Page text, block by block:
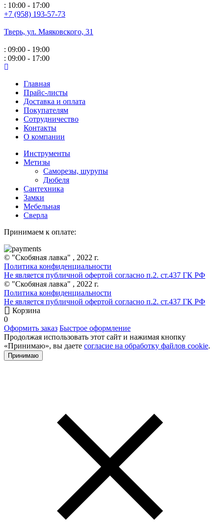
: 10:00 - 17:00
+7 (958) 193-57-73
Тверь, ул. Маяковского, 31
: 09:00 - 19:00
: 09:00 - 17:00
Главная
Прайс-листы
Доставка и оплата
Покупателям
Сотрудничество
Контакты
О компании
Инструменты
Метизы
Саморезы, шурупы
Дюбеля
Сантехника
Замки
Мебельная
Сверла
Принимаем к оплате:
© "Скобяная лавка" , 2022 г.
Политика конфиденциальности
Не является публичной офертой согласно п.2. ст.437 ГК РФ
© "Скобяная лавка" , 2022 г.
Политика конфиденциальности
Не является публичной офертой согласно п.2. ст.437 ГК РФ
Корзина
0
Оформить заказ Быстрое оформление
Продолжая использовать этот сайт и нажимая кнопку
«Принимаю», вы даете согласие на обработку файлов cookie.
Принимаю